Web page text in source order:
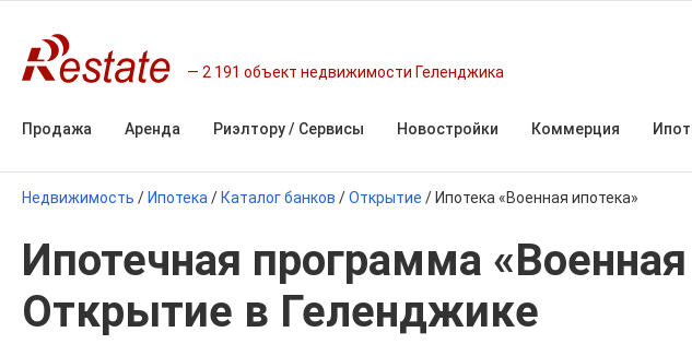
2 191 объект недвижимости Геленджика
Продажа Аренда Риэлтору / Сервисы Новостройки Коммерция
Недвижимость / Ипотека / Каталог банков /Открытие / Ипотека «Военная ипотека»
Ипотечная программа
Открытие в Геленджике